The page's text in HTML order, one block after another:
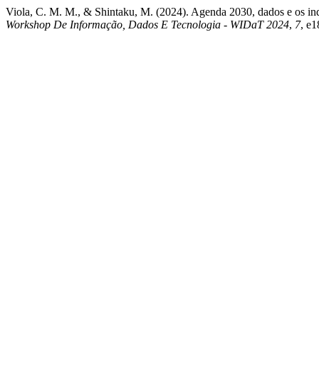
Viola, C. M. M., & Shintaku, M. (2024). Agenda 2030, dados e os
Workshop De Informação, Dados E Tecnologia - WIDaT 2024, 7,